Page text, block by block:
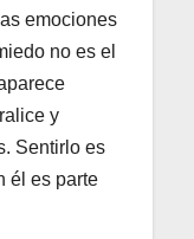
emociones
no es el
y
Sentirlo es
él es parte